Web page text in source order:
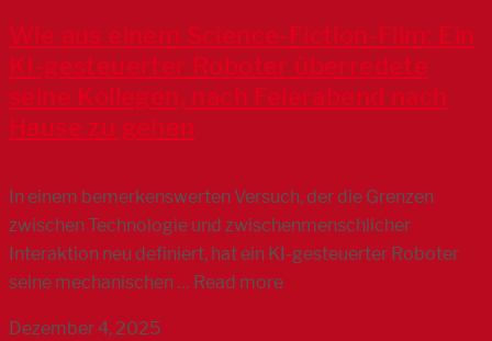
Wie aus einem Science-Fiction-Film: Ein
KI-gesteuerter Roboter überredete
seine Kollegen, nach Feierabend nach
Hause zu gehen
In einem bemerkenswerten Versuch, der die Grenzen
zwischen Technologie und zwischenmenschlicher
Interaktion neu definiert, hat ein KI-gesteuerter Roboter
seine mechanischen … Read more
Dezember 4, 2025